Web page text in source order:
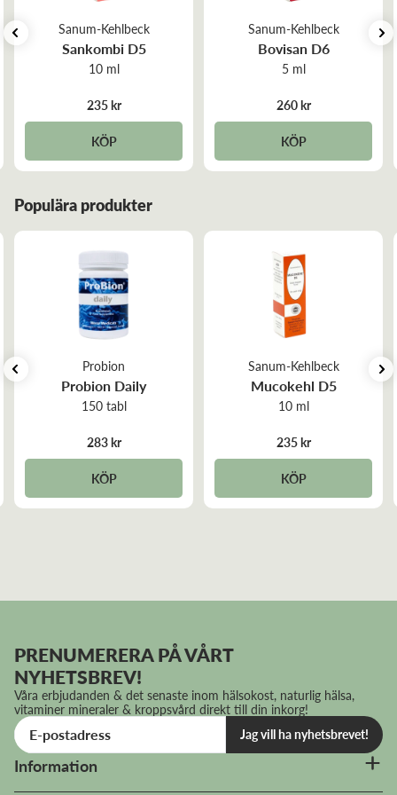
Sanum-Kehlbeck
Sankombi D5
10 ml
235 kr
KÖP
Sanum-Kehlbeck
Bovisan D6
5 ml
260 kr
KÖP
Populära produkter
Probion
Probion Daily
150 tabl
283 kr
KÖP
Sanum-Kehlbeck
Mucokehl D5
10 ml
235 kr
KÖP
PRENUMERERA PÅ VÅRT
NYHETSBREV!
Våra erbjudanden & det senaste inom hälsokost, naturlig hälsa,
vitaminer mineraler & kroppsvård direkt till din inkorg!
Jag vill ha nyhetsbrevet!
Information